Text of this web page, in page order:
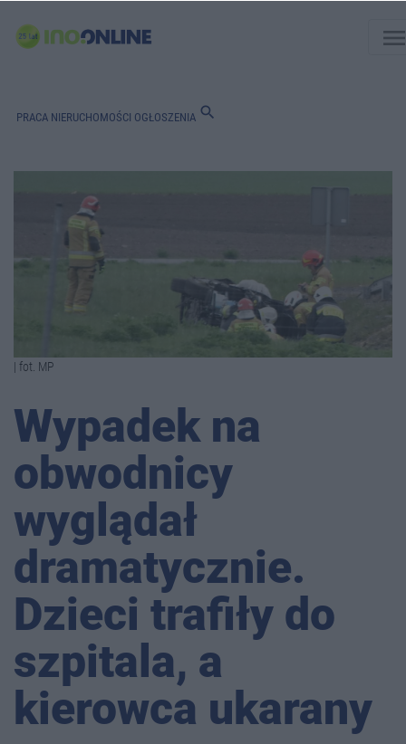
PRACA NIERUCHOMOŚCI OGŁOSZENIA search
| fot. MP
Wypadek na
obwodnicy
wyglądał
dramatycznie.
Dzieci trafiły do
szpitala, a
kierowca ukarany